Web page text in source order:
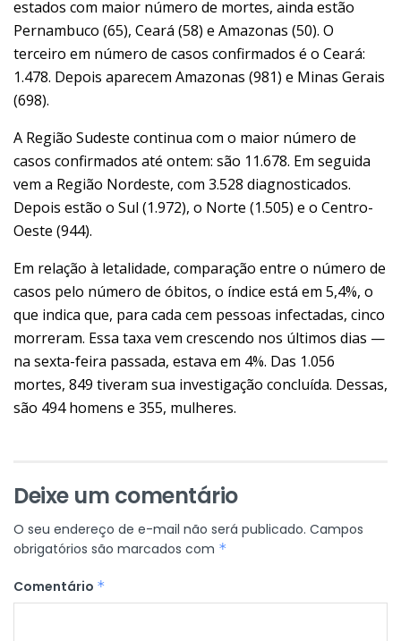
estados com maior número de mortes, ainda estão
Pernambuco (65), Ceará (58) e Amazonas (50). O
terceiro em número de casos confirmados é o Ceará:
1.478. Depois aparecem Amazonas (981) e Minas Gerais
(698).
A Região Sudeste continua com o maior número de
casos confirmados até ontem: são 11.678. Em seguida
vem a Região Nordeste, com 3.528 diagnosticados.
Depois estão o Sul (1.972), o Norte (1.505) e o Centro-
Oeste (944).
Em relação à letalidade, comparação entre o número de
casos pelo número de óbitos, o índice está em 5,4%, o
que indica que, para cada cem pessoas infectadas, cinco
morreram. Essa taxa vem crescendo nos últimos dias —
na sexta-feira passada, estava em 4%. Das 1.056
mortes, 849 tiveram sua investigação concluída. Dessas,
são 494 homens e 355, mulheres.
Deixe um comentário
O seu endereço de e-mail não será publicado. Campos
obrigatórios são marcados com *
Comentário *